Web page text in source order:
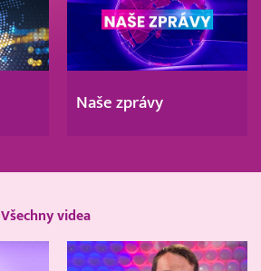
Naše zprávy
Všechny videa